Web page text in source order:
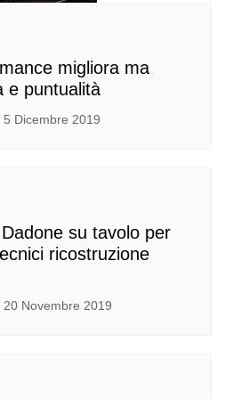
migliora ma
e puntualità
5 Dicembre 2019
su tavolo per
ricostruzione
20 Novembre 2019